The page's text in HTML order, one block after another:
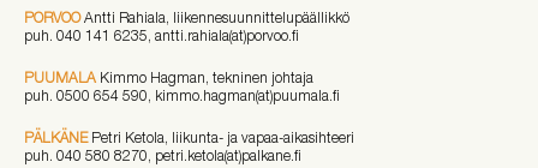
PORVOOAntti Rahiala, liikennesuunnittelupäällikkö
puh. 040 141 6235, antti.rahiala(at)porvoo.fi
PUUMALA Kimmo Hagman, tekninen johtaja
puh. 0500 654 590, kimmo.hagman(at)puumala.fi
PÄLKÄNEPetri Ketola, liikunta- ja vapaa-aikasihteeri
puh. 040 580 8270, petri.ketola(at)palkane.fi